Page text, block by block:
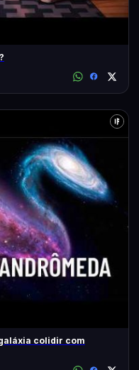
colidir com